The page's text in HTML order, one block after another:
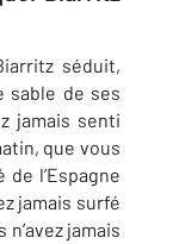
séduit,
sable de ses
jamais senti
que vous
l’Espagne
jamais surfé
jamais